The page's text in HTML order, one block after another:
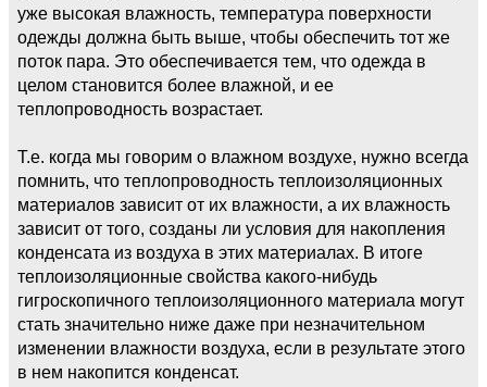
уже высокая влажность, температура поверхности
одежды должна быть выше, чтобы обеспечить тот же
поток пара. Это обеспечивается тем, что одежда в
целом становится более влажной, и ее
теплопроводность возрастает.
Т.е. когда мы говорим о влажном воздухе, нужно всегда
помнить, что теплопроводность теплоизоляционных
материалов зависит от их влажности, а их влажность
зависит от того, созданы ли условия для накопления
конденсата из воздуха в этих материалах. В итоге
теплоизоляционные свойства какого-нибудь
гигроскопичного теплоизоляционного материала могут
стать значительно ниже даже при незначительном
изменении влажности воздуха, если в результате этого
в нем накопится конденсат.